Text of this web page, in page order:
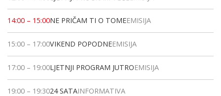
14:00 – 15:00NE PRIČAM TI O TOMEEMISIJA
15:00 – 17:00VIKEND POPODNEEMISIJA
17:00 – 19:00LJETNJI PROGRAM JUTROEMISIJA
19:00 – 19:3024 SATAINFORMATIVA